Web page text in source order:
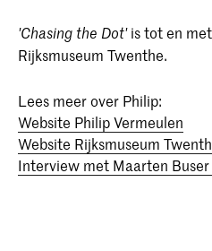
'Chasing the Dot'is tot en
Rijksmuseum Twenthe.
Lees meer over Philip:
Website Philip Vermeulen
Website Rijksmuseum
Interview met Maarten